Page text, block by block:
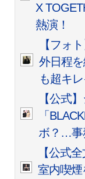
X
熱演！
【フォ
外日程
も超キレ
【公式
「
ボ？…事
【公式
室内喫